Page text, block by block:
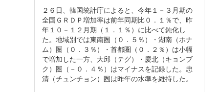
２６日、韓国統計庁によると、今年１－３月期の
全国ＧＲＤＰ増加率は前年同期比０．１％で、昨
年１０－１２月期（１．１％）に比べて鈍化し
た。地域別では東南圏（０．５％）・湖南（ホナ
ム）圏（０．３％）・首都圏（０．２％）は小幅
で増加した一方、大邱（テグ）・慶北（キョンブ
ク）圏（－０．４％）はマイナスを記録した。忠
清（チュンチョン）圏は昨年の水準を維持した。